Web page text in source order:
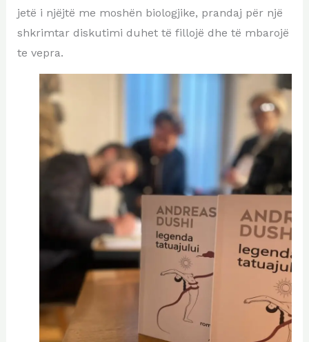
jetë i njëjtë me moshën biologjike, prandaj për një
shkrimtar diskutimi duhet të fillojë dhe të mbarojë
te vepra.